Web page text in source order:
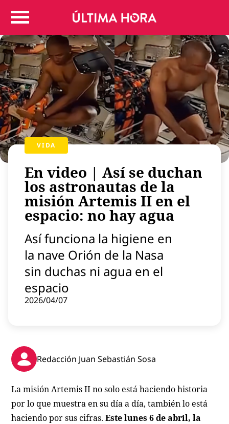
Colombia
Judicial
Politica
Regiones
Deportes
Positivas
Entretenimiento
Vida
Mundo
Virales
Tecnología
Economía
Estilo de vida
Contenido patrocinado
Instagram
VIDA
En video | Así se duchan
los astronautas de la
misión Artemis II en el
espacio: no hay agua
Así funciona la higiene en
la nave Orión de la Nasa
sin duchas ni agua en el
espacio
2026/04/07
Redacción Juan Sebastián Sosa
La misión Artemis II no solo está haciendo historia
por lo que muestra en su día a día, también lo está
haciendo por sus cifras.Este lunes 6 de abril, la